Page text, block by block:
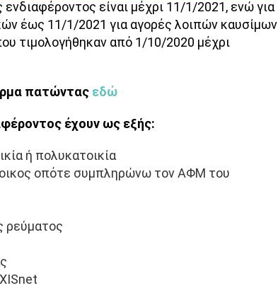
είναι μέχρι 11/1/2021, ενώ για
έως 11/1/2021 για αγορές λοιπών καυσίμων
τιμολογήθηκαν από 1/10/2020 μέχρι
πατώντας εδώ
έχουν ως εξής:
ή πολυκατοικία
οπότε συμπληρώνω τον ΑΦΜ του
ρεύματος